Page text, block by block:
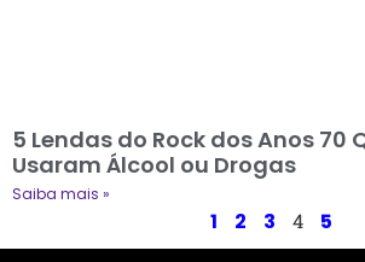
5 Lendas do Rock dos Anos 70
Usaram Álcool ou Drogas
Saiba mais »
1 2 3 4 5